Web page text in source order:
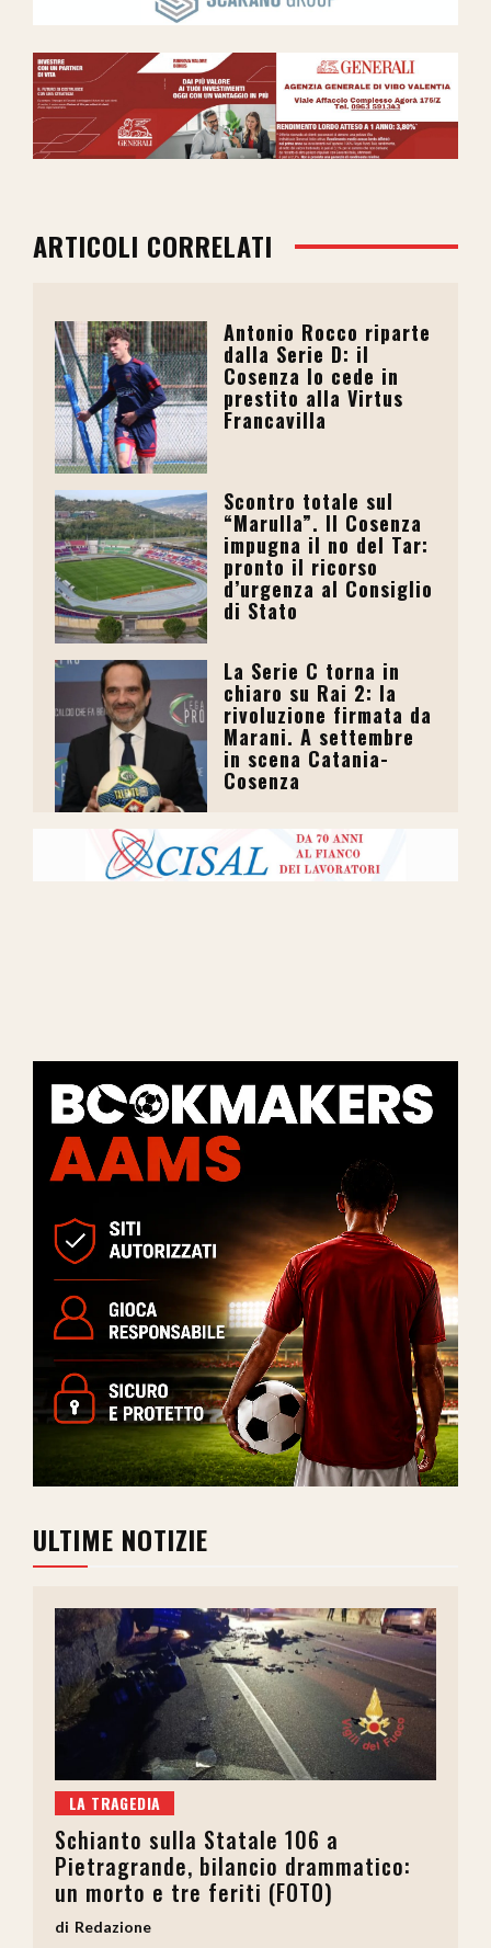
ARTICOLI CORRELATI
Antonio Rocco riparte
dalla Serie D: il
Cosenza lo cede in
prestito alla Virtus
Francavilla
Scontro totale sul
“Marulla”. Il Cosenza
impugna il no del Tar:
pronto il ricorso
d’urgenza al Consiglio
di Stato
La Serie C torna in
chiaro su Rai 2: la
rivoluzione firmata da
Marani. A settembre
in scena Catania-
Cosenza
ULTIME NOTIZIE
LA TRAGEDIA
Schianto sulla Statale 106 a
Pietragrande, bilancio drammatico:
un morto e tre feriti (FOTO)
Redazione